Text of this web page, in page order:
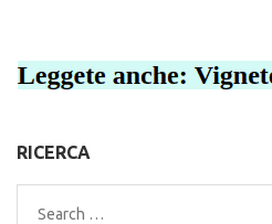
RICERCA
Search